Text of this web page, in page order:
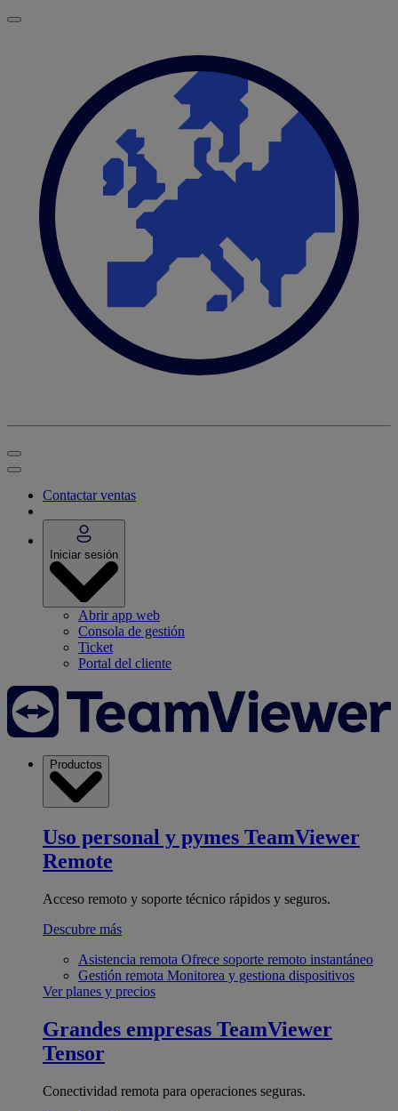
Contactar ventas
Iniciar sesión
Abrir app web
Consola de gestión
Ticket
Portal del cliente
Productos
Uso personal y pymes TeamViewer
Remote
Acceso remoto y soporte técnico rápidos y seguros.
Descubre más
Asistencia remota Ofrece soporte remoto instantáneo
Gestión remota Monitorea y gestiona dispositivos
Ver planes y precios
Grandes empresas TeamViewer
Tensor
Conectividad remota para operaciones seguras.